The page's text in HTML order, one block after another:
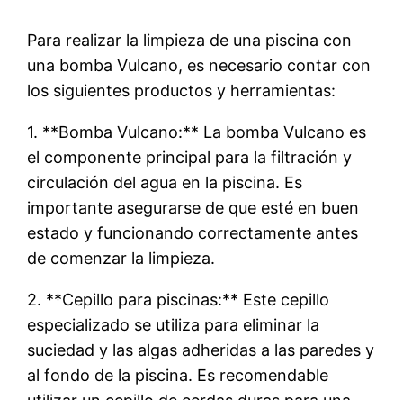
Para realizar la limpieza de una piscina con
una bomba Vulcano, es necesario contar con
los siguientes productos y herramientas:
1. **Bomba Vulcano:** La bomba Vulcano es
el componente principal para la filtración y
circulación del agua en la piscina. Es
importante asegurarse de que esté en buen
estado y funcionando correctamente antes
de comenzar la limpieza.
2. **Cepillo para piscinas:** Este cepillo
especializado se utiliza para eliminar la
suciedad y las algas adheridas a las paredes y
al fondo de la piscina. Es recomendable